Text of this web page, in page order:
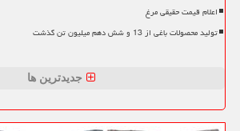
اعلام قیمت حقیقی مرغ
تولید محصولات باغی از 13 و شش دهم میلیون تن گذشت
جدیدترین ها